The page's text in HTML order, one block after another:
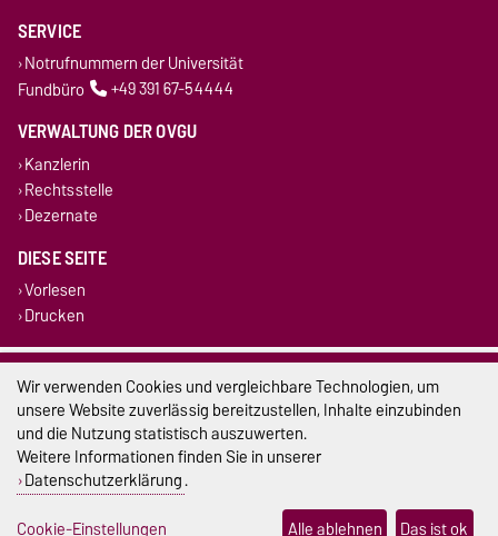
SERVICE
Notrufnummern der Universität
Fundbüro
+49 391 67-54444
VERWALTUNG DER OVGU
Kanzlerin
Rechtsstelle
Dezernate
DIESE SEITE
Vorlesen
Drucken
Impressum
Datenschutz
Barrierefreiheit
Cookie-Einstellungen
Wir verwenden Cookies und vergleichbare Technologien, um
unsere Website zuverlässig bereitzustellen, Inhalte einzubinden
und die Nutzung statistisch auszuwerten.
Weitere Informationen finden Sie in unserer
Datenschutzerklärung.
Cookie-Einstellungen
Alle ablehnen Das ist ok